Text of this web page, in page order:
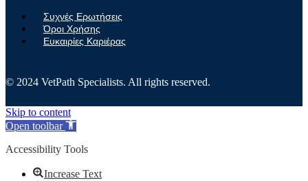
Συχνές Ερωτήσεις
Όροι Χρήσης
Ευκαιρίες Καριέρας
© 2024 VetPath Specialists. All rights reserved.
Skip to content
Open toolbar
Accessibility Tools
Increase Text